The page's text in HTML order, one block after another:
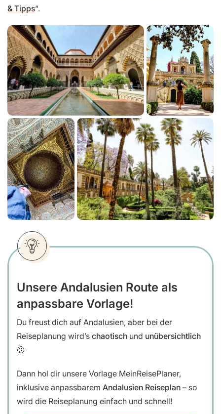
& Tipps“.
Unsere Andalusien Route als
anpassbare Vorlage!
Du freust dich auf Andalusien, aber bei der
Reiseplanung wird’s chaotisch und unübersichtlich
🫤
Dann hol dir unsere Vorlage MeinReisePlaner,
inklusive anpassbarem Andalusien Reiseplan – so
wird die Reiseplanung einfach und schnell!